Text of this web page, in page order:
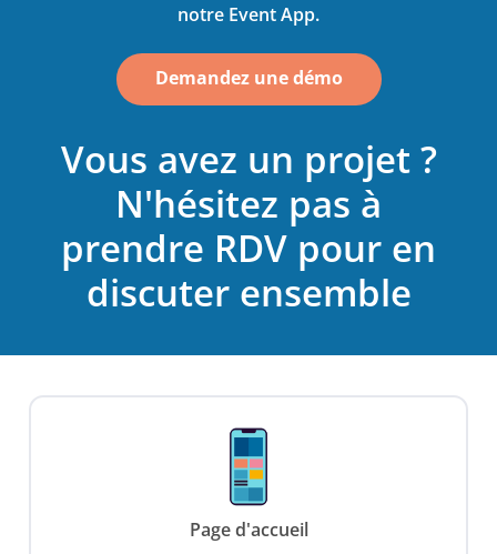
notre Event App.
Demandez une démo
Vous avez un projet ?
N'hésitez pas à
prendre RDV pour en
discuter ensemble
Page d'accueil